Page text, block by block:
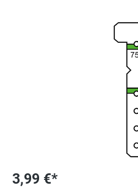
3,99 €*